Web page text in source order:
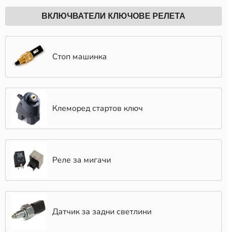
ВКЛЮЧВАТЕЛИ КЛЮЧОВЕ РЕЛЕТА
Стоп машинка
Клеморед стартов ключ
Реле за мигачи
Датчик за задни светлини